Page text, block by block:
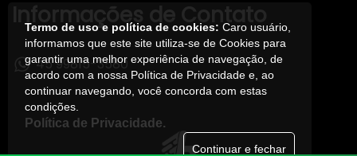
Termo de uso e política de cookies: Caro usuário,
informamos que este site utiliza-se de Cookies para
garantir uma melhor experiência de navegação, de
acordo com a nossa Política de Privacidade e, ao
continuar navegando, você concorda com estas
condições.
Política de Privacidade.
Continuar e fechar
Informações de Contato
45 99815-3580